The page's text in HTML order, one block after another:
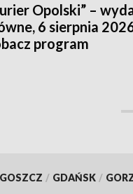
Opolski” –
6 sierpnia
program
/ GDAŃSK /